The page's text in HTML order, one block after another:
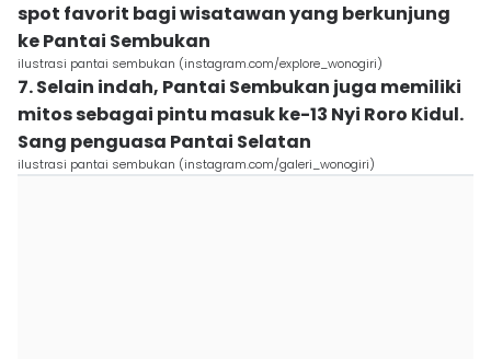
spot favorit bagi wisatawan yang berkunjung
ke Pantai Sembukan
ilustrasi pantai sembukan (instagram.com/explore_wonogiri)
7. Selain indah, Pantai Sembukan juga memiliki
mitos sebagai pintu masuk ke-13 Nyi Roro Kidul.
Sang penguasa Pantai Selatan
ilustrasi pantai sembukan (instagram.com/galeri_wonogiri)